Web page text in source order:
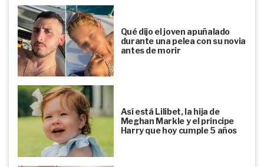
Qué dijo el joven apuñalado
durante una pelea con su novia
antes de morir
Así está Lilibet, la hija de
Meghan Markle y el príncipe
Harry que hoy cumple 5 años